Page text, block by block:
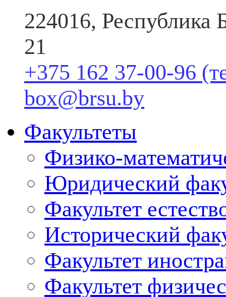
224016, Республика
21
+375 162 37-00-96
box@brsu.by
Факультеты
Физико-
Юридический
Факультет
Исторический
Факультет
Факультет